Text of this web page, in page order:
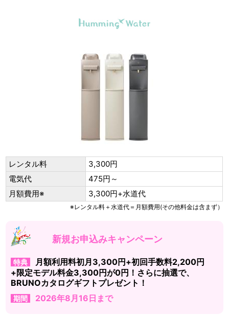
レンタル料
3,300円
電気代
475円～
月額費用※
3,300円+水道代
※レンタル料＋水道代＝月額費用(その他料金は含まず）
新規お申込みキャンペーン
特典
月額利用料初月3,300円+初回手数料2,200円
+限定モデル料金3,300円が0円！さらに抽選で、
BRUNOカタログギフトプレゼント！
期間 2026年8月16日まで